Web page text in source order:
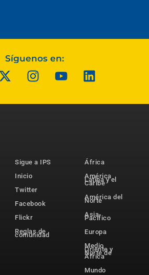
Síguenos en:
Sigue a IPS
Inicio
Twitter
Facebook
Flickr
Reglas de
comunidad
África
América
Latina y el
Caribe
América del
Norte
Asia-
Pacífico
Europa
Medio
Oriente y
Norte de
África
Mundo